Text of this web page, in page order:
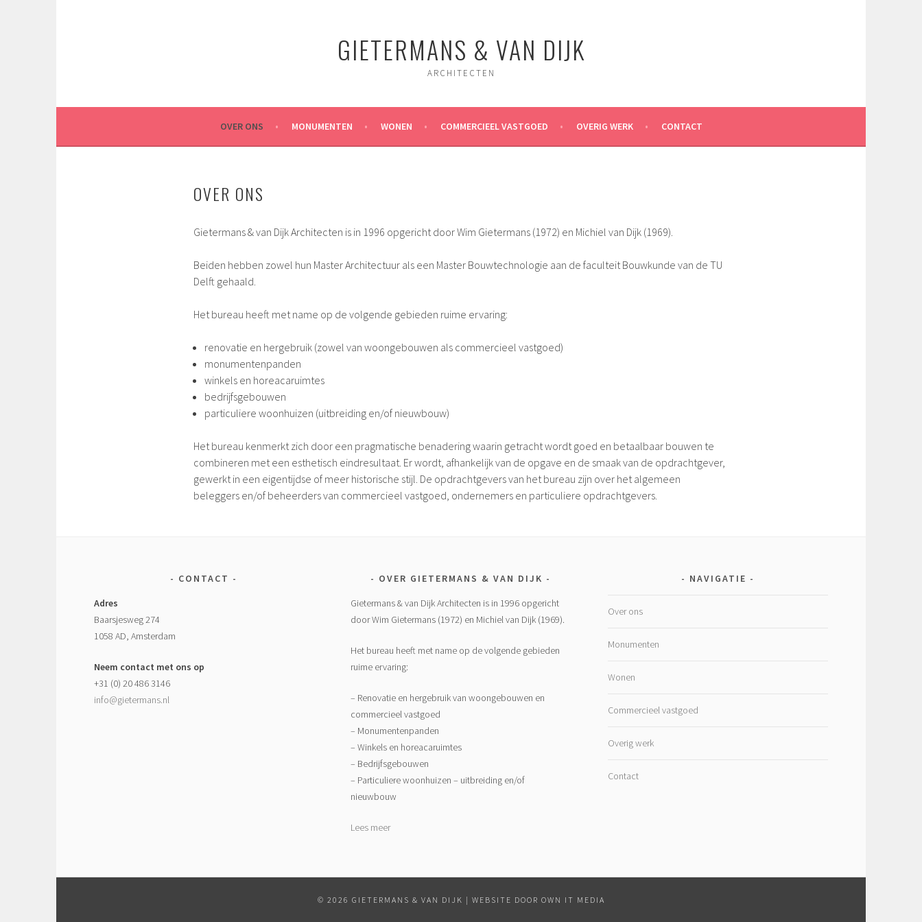
GIETERMANS & VAN DIJK
ARCHITECTEN
OVER ONS MONUMENTEN WONEN COMMERCIEEL VASTGOED OVERIG WERK CONTACT
OVER ONS
Gietermans & van Dijk Architecten is in 1996 opgericht door Wim Gietermans (1972) en Michiel van Dijk (1969).
Beiden hebben zowel hun Master Architectuur als een Master Bouwtechnologie aan de faculteit Bouwkunde van de TU
Delft gehaald.
Het bureau heeft met name op de volgende gebieden ruime ervaring:
renovatie en hergebruik (zowel van woongebouwen als commercieel vastgoed)
monumentenpanden
winkels en horeacaruimtes
bedrijfsgebouwen
particuliere woonhuizen (uitbreiding en/of nieuwbouw)
Het bureau kenmerkt zich door een pragmatische benadering waarin getracht wordt goed en betaalbaar bouwen te
combineren met een esthetisch eindresultaat. Er wordt, afhankelijk van de opgave en de smaak van de opdrachtgever,
gewerkt in een eigentijdse of meer historische stijl. De opdrachtgevers van het bureau zijn over het algemeen
beleggers en/of beheerders van commercieel vastgoed, ondernemers en particuliere opdrachtgevers.
CONTACT
Adres
Baarsjesweg 274
1058 AD, Amsterdam
Neem contact met ons op
+31 (0) 20 486 3146
info@gietermans.nl
OVER GIETERMANS & VAN DIJK
Gietermans & van Dijk Architecten is in 1996 opgericht
door Wim Gietermans (1972) en Michiel van Dijk (1969).
Het bureau heeft met name op de volgende gebieden
ruime ervaring:
– Renovatie en hergebruik van woongebouwen en
commercieel vastgoed
– Monumentenpanden
– Winkels en horeacaruimtes
– Bedrijfsgebouwen
– Particuliere woonhuizen – uitbreiding en/of
nieuwbouw
Lees meer
NAVIGATIE
Over ons
Monumenten
Wonen
Commercieel vastgoed
Overig werk
Contact
© 2026 GIETERMANS & VAN DIJK | WEBSITE DOOR OWN IT MEDIA